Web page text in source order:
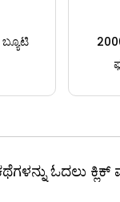
ಬ್ಯೂಟಿ
ಓದಲು ಕ್ಲಿಕ್